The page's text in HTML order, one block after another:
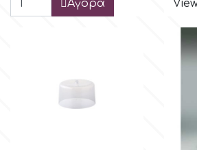
Αγορά